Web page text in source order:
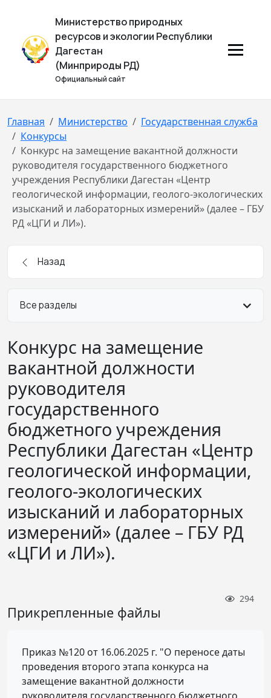
Министерство природных
ресурсов и экологии Республики
Дагестан
(Минприроды РД)
Официальный сайт
Главная Министерство
Государственная служба
Конкурсы
Конкурс на замещение вакантной должности
руководителя государственного бюджетного
учреждения Республики Дагестан «Центр
геологической информации, геолого-экологических
изысканий и лабораторных измерений» (далее – ГБУ
РД «ЦГИ и ЛИ»).
Назад
Все разделы
Конкурс на замещение
вакантной должности
руководителя
государственного
бюджетного учреждения
Республики Дагестан «Центр
геологической информации,
геолого-экологических
изысканий и лабораторных
измерений» (далее – ГБУ РД
«ЦГИ и ЛИ»).
294
Прикрепленные файлы
Приказ №120 от 16.06.2025 г. "О переносе даты
проведения второго этапа конкурса на
замещение вакантной должности